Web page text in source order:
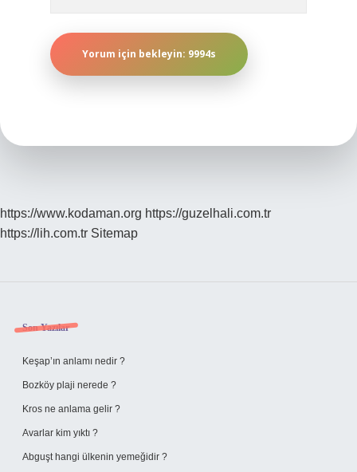
https://www.kodaman.org https://guzelhali.com.tr
https://lih.com.tr Sitemap
Sidebar
Son Yazılar
Keşap’ın anlamı nedir ?
Bozköy plaji nerede ?
Kros ne anlama gelir ?
Avarlar kim yıktı ?
Abguşt hangi ülkenin yemeğidir ?